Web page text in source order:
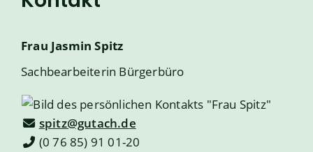
Frau Jasmin Spitz
Sachbearbeiterin Bürgerbüro
spitz@gutach.de
(0 76 85) 91 01-20